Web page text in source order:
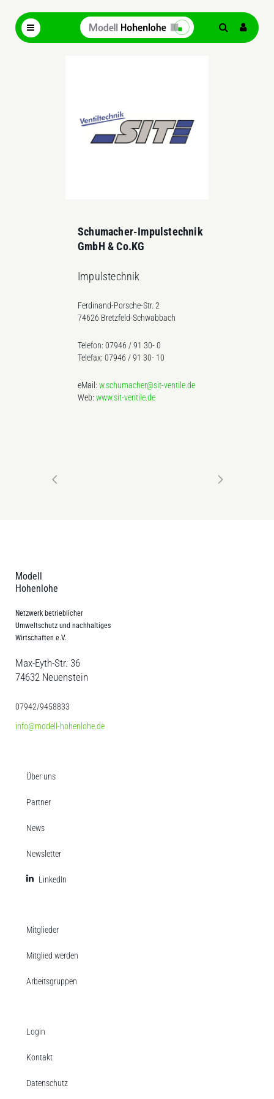
Schumacher-Impulstechnik
GmbH & Co.KG
Impulstechnik
Ferdinand-Porsche-Str. 2
74626 Bretzfeld-Schwabbach
Telefon: 07946 / 91 30- 0
Telefax: 07946 / 91 30- 10
eMail: w.schumacher@sit-ventile.de
Web: www.sit-ventile.de
Modell
Hohenlohe
Netzwerk betrieblicher
Umweltschutz und nachhaltiges
Wirtschaften e.V.
Max-Eyth-Str. 36
74632 Neuenstein
07942/9458833
info@modell-hohenlohe.de
Über uns
Partner
News
Newsletter
LinkedIn
Mitglieder
Mitglied werden
Arbeitsgruppen
Login
Kontakt
Datenschutz